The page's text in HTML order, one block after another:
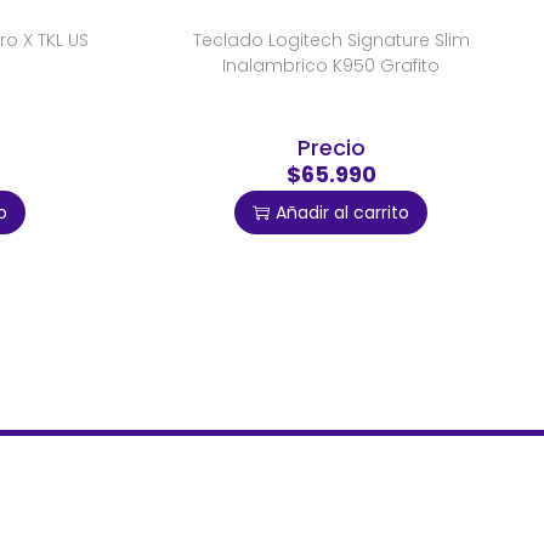
X TKL US
Teclado Logitech Signature Slim
Inalambrico K950 Grafito
Precio
$65.990
Añadir al carrito